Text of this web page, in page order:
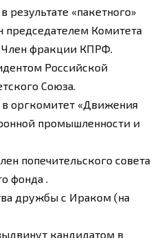
результате «пакетного»
председателем Комитета
Член фракции КПРФ.
Российской
Союза.
оргкомитет «Движения
промышленности и
попечительского совета
фонда .
дружбы с Ираком (на
кандидатом в